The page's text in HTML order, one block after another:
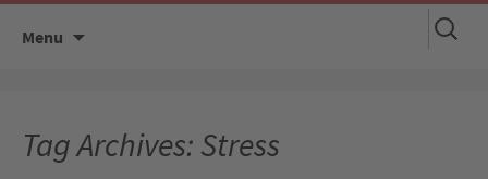
Menu
Suchen
nach:
Tag Archives: Stress